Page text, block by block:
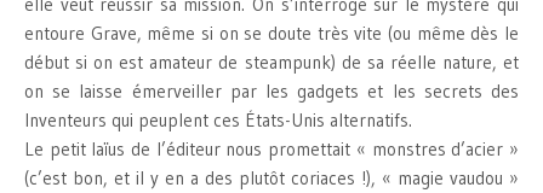
entoure Grave, même si on se doute très vite (ou même dès le
début si on est amateur de steampunk) de sa réelle nature, et
on se laisse émerveiller par les gadgets et les secrets des
Inventeurs qui peuplent ces États-Unis alternatifs.
Le petit laïus de l’éditeur nous promettait « monstres d’acier »
(c’est bon, et il y en a des plutôt coriaces !), « magie vaudou »